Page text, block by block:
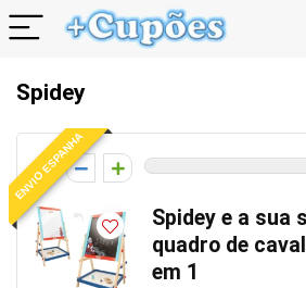
Spidey
ENVIO ESPANHA
0
Spidey e a sua
quadro de
em 1